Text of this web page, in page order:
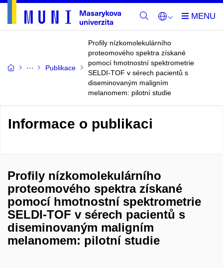
Publikace
Profily nízkomolekulárního
proteomového spektra získané
pomocí hmotnostní spektrometrie
SELDI-TOF v sérech pacientů s
diseminovaným maligním
melanomem: pilotní studie
Informace o publikaci
Profily nízkomolekulárního
proteomového spektra získané
pomocí hmotnostní spektrometrie
SELDI-TOF v sérech pacientů s
diseminovaným maligním
melanomem: pilotní studie